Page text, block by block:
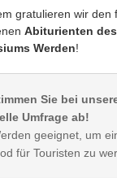
gratulieren wir den
Abiturienten des
Werden!
Sie bei
Umfrage ab!
geeignet, um